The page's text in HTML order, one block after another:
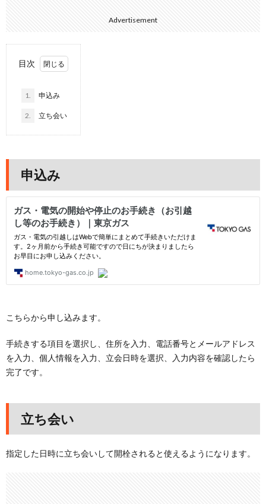
Advertisement
目次
1. 申込み
2. 立ち会い
申込み
こちらから申し込みます。
手続きする項目を選択し、住所を入力、電話番号とメールアドレス
を入力、個人情報を入力、立会日時を選択、入力内容を確認したら
完了です。
立ち会い
指定した日時に立ち会いして開栓されると使えるようになります。